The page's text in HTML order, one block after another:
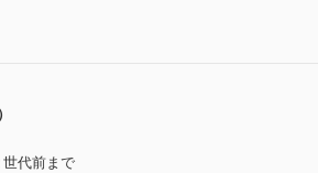
代前まで